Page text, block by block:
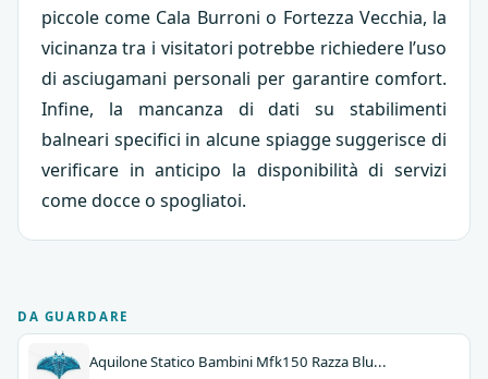
piccole come Cala Burroni o Fortezza Vecchia, la
vicinanza tra i visitatori potrebbe richiedere l’uso
di asciugamani personali per garantire comfort.
Infine, la mancanza di dati su stabilimenti
balneari specifici in alcune spiagge suggerisce di
verificare in anticipo la disponibilità di servizi
come docce o spogliatoi.
DA GUARDARE
Aquilone Statico Bambini Mfk150 Razza Blu...